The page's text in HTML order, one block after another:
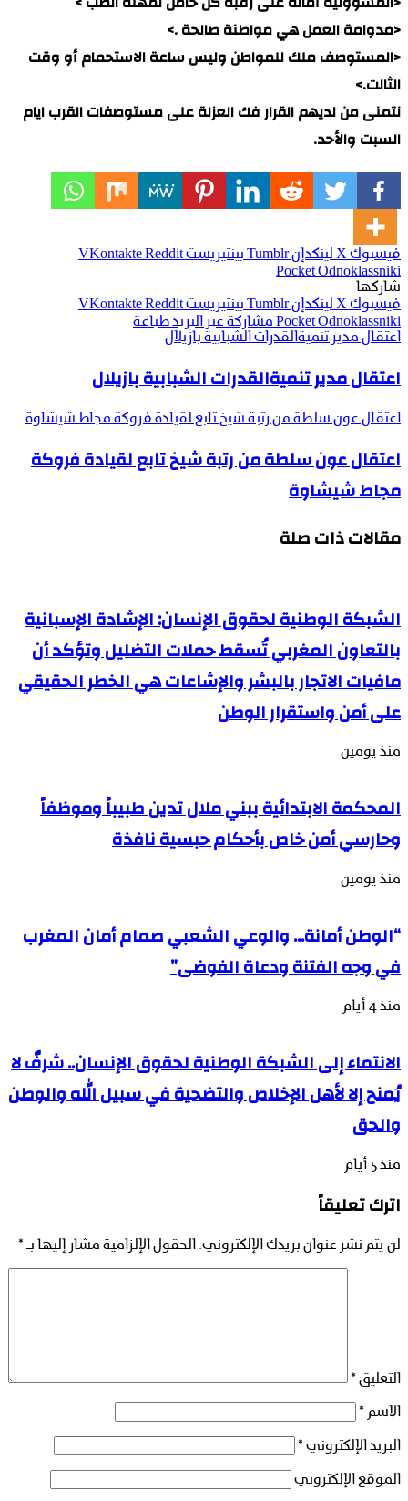
<مدوامة العمل هي مواطنة صالحة .>
<المستوصف ملك للمواطن وليس ساعة الاستحمام أو وقت
الثالت.>
نتمنى من لديهم القرار فك العزلة على مستوصفات القرب ايام
السبت والأحد.
فيسبوك‫X لينكدإن بينتيريست
Odnoklassniki
‫Pocket
شاركها
فيسبوك‫X لينكدإن بينتيريست
Odnoklassniki
‫Pocket مشاركة عبر البريدطباعة
اعتقال مدير تنميةالقدرات الشبابية بازيلال
اعتقال مدير تنميةالقدرات الشبابية بازيلال
اعتقال عون سلطة من رتبة شيخ تابع لقيادة فروكة مجاط شيشاوة
اعتقال عون سلطة من رتبة شيخ تابع لقيادة فروكة
مجاط شيشاوة
مقالات ذات صلة
الشبكة الوطنية لحقوق الإنسان: الإشادة الإسبانية
بالتعاون المغربي تُسقط حملات التضليل وتؤكد أن
مافيات الاتجار بالبشر والإشاعات هي الخطر الحقيقي
على أمن واستقرار الوطن
منذ يومين
المحكمة الابتدائية ببني ملال تدين طبيباً وموظفاً
وحارسي أمن خاص بأحكام حبسية نافذة
منذ يومين
“الوطن أمانة… والوعي الشعبي صمام أمان المغرب
في وجه الفتنة ودعاة الفوضى”
منذ 4 أيام
الانتماء إلى الشبكة الوطنية لحقوق الإنسان.. شرفٌ لا
يُمنح إلا لأهل الإخلاص والتضحية في سبيل الله والوطن
والحق
منذ 5 أيام
اترك تعليقاً
لن يتم نشر عنوان بريدك الإلكتروني. الحقول الإلزامية مشار إليها بـ *
التعليق *
الاسم *
البريد الإلكتروني *
الموقع الإلكتروني